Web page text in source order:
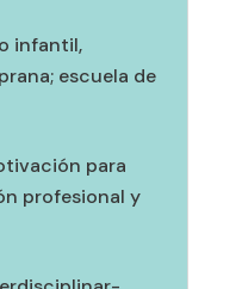
infantil,
escuela de
para
profesional y